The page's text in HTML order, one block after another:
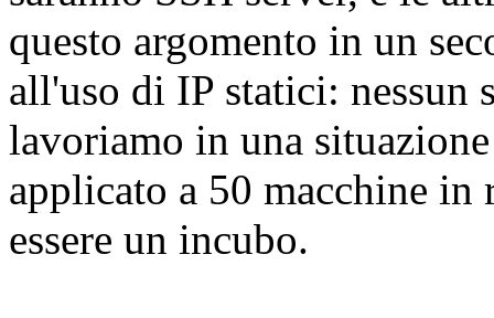
questo argomento in un
all'uso di IP statici: nessun
lavoriamo in una
applicato a 50 macchine in
essere un incubo.